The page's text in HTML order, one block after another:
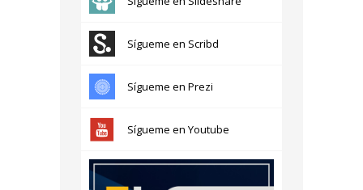
Sígueme en Scribd
Sígueme en Prezi
Sígueme en Youtube